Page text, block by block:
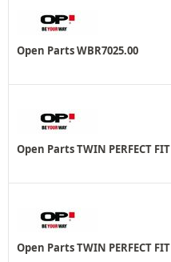
Open Parts WBR7025.00
Open Parts TWIN PERFECT FIT
Open Parts TWIN PERFECT FIT